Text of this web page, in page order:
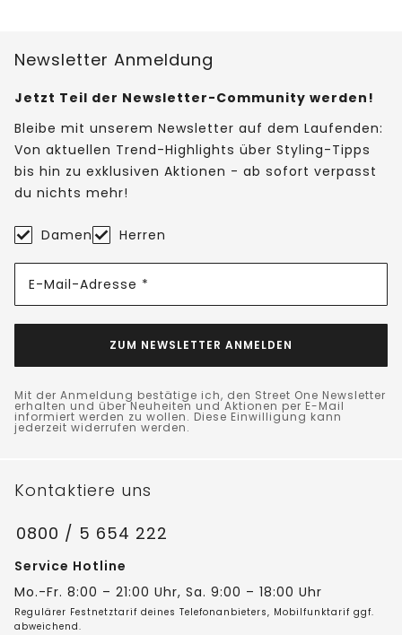
Newsletter Anmeldung
Jetzt Teil der Newsletter-Community werden!
Bleibe mit unserem Newsletter auf dem Laufenden:
Von aktuellen Trend-Highlights über Styling-Tipps
bis hin zu exklusiven Aktionen - ab sofort verpasst
du nichts mehr!
Damen Herren
E-Mail-Adresse *
ZUM NEWSLETTER ANMELDEN
Mit der Anmeldung bestätige ich, den Street One Newsletter
erhalten und über Neuheiten und Aktionen per E-Mail
informiert werden zu wollen. Diese Einwilligung kann
jederzeit widerrufen werden.
Kontaktiere uns
0800 / 5 654 222
Service Hotline
Mo.-Fr. 8:00 – 21:00 Uhr, Sa. 9:00 – 18:00 Uhr
Regulärer Festnetztarif deines Telefonanbieters, Mobilfunktarif ggf.
abweichend.